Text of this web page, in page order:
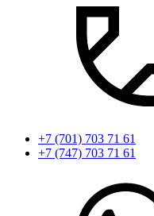
+7 (701) 703 71 61
+7 (747) 703 71 61